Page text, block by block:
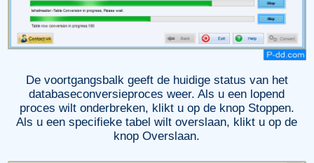
De voortgangsbalk geeft de huidige status van het
databaseconversieproces weer. Als u een lopend
proces wilt onderbreken, klikt u op de knop Stoppen.
Als u een specifieke tabel wilt overslaan, klikt u op de
knop Overslaan.